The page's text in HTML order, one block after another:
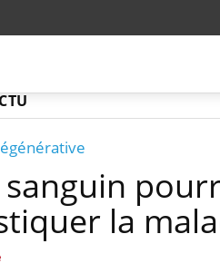
sanguin
la